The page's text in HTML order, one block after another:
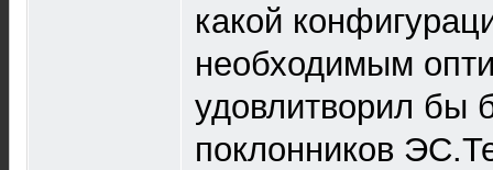
какой
необходимым
удовлитворил бы
поклонников